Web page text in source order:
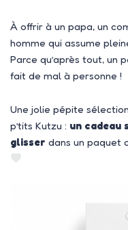
À offrir à un papa, un
homme qui assume
Parce qu’après tout, un
fait de mal à personne !
Une jolie pépite
p’tits Kutzu : un cadeau
glisser dans un paquet